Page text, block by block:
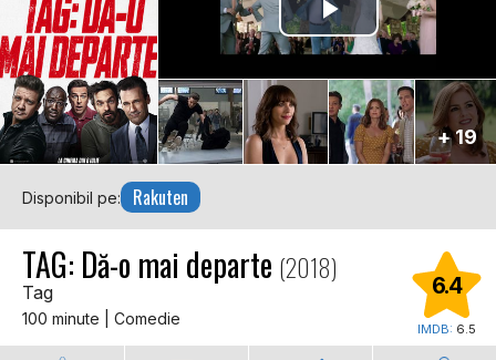
+ 19
Disponibil pe: Rakuten
TAG: Dă-o mai departe (2018)
Tag
100 minute | Comedie
6.4
IMDB: 6.5